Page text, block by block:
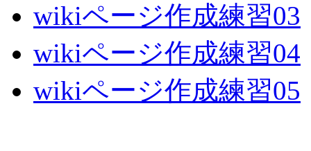
wikiページ作成練習03
wikiページ作成練習04
wikiページ作成練習05